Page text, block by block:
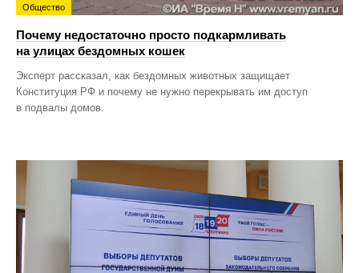
Общество
Почему недостаточно просто подкармливать
на улицах бездомных кошек
Эксперт рассказал, как бездомных животных защищает
Конституция РФ и почему не нужно перекрывать им доступ
в подвалы домов.